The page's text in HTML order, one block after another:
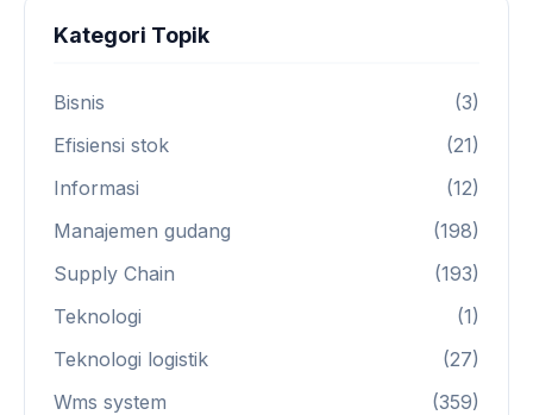
Kategori Topik
Bisnis
(3)
Efisiensi stok
(21)
Informasi
(12)
Manajemen gudang
(198)
Supply Chain
(193)
Teknologi
(1)
Teknologi logistik
(27)
Wms system
(359)